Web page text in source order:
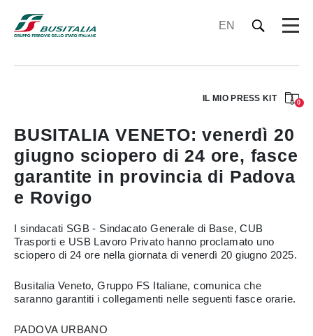
EN
IL MIO PRESS KIT 0
BUSITALIA VENETO: venerdì 20
giugno sciopero di 24 ore, fasce
garantite in provincia di Padova
e Rovigo
I sindacati SGB - Sindacato Generale di Base, CUB
Trasporti e USB Lavoro Privato hanno proclamato uno
sciopero di 24 ore nella giornata di venerdì 20 giugno 2025.
Busitalia Veneto, Gruppo FS Italiane, comunica che
saranno garantiti i collegamenti nelle seguenti fasce orarie.
PADOVA URBANO